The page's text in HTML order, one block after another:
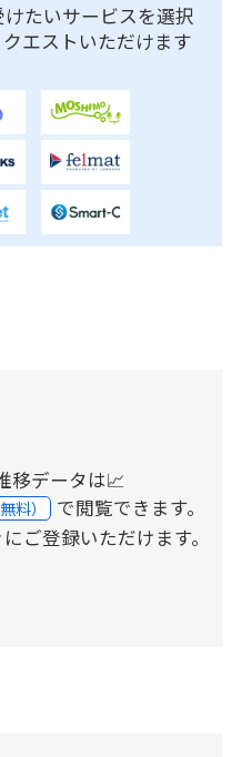
たいサービスを選択
クエストいただけます
移データは📈
料） で閲覧できます。
ご登録いただけます。